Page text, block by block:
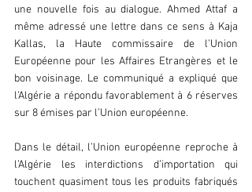
une nouvelle fois au dialogue. Ahmed Attaf a
même adressé une lettre dans ce sens à Kaja
Kallas, la Haute commissaire de l’Union
Européenne pour les Affaires Etrangères et le
bon voisinage. Le communiqué a expliqué que
l’Algérie a répondu favorablement à 6 réserves
sur 8 émises par l’Union européenne.
Dans le détail, l’Union européenne reproche à
l’Algérie les interdictions d’importation qui
touchent quasiment tous les produits fabriqués